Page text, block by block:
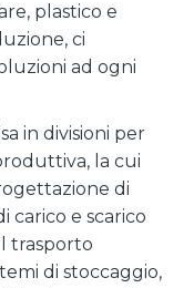
plastico e
ci
ad ogni
in divisioni per
la cui
di
carico e scarico
trasporto
di stoccaggio,